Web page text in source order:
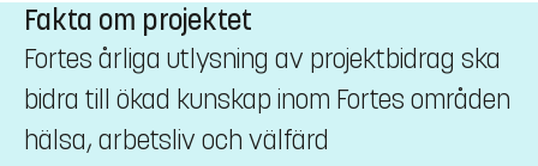
Fakta om projektet
Fortes årliga utlysning av projektbidrag ska
bidra till ökad kunskap inom Fortes områden
hälsa, arbetsliv och välfärd